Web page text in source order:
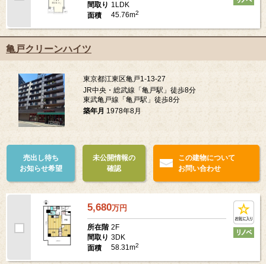
間取り 1LDK
面積
45.76m2
亀戸クリーンハイツ
東京都江東区亀戸1-13-27
JR中央・総武線「亀戸駅」徒歩8分
東武亀戸線「亀戸駅」徒歩8分
築年月 1978年8月
売出し待ち
お知らせ希望
未公開情報の
確認
この建物について
お問い合わせ
5,680万円
所在階 2F
間取り 3DK
面積
58.31m2